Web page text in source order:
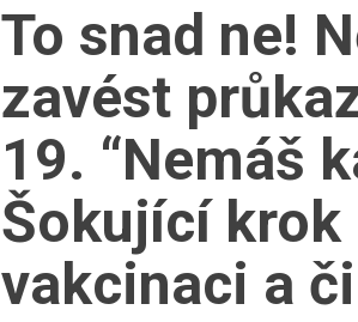
To snad ne!
zavést
19. “Nemáš
Šokující krok
vakcinaci a